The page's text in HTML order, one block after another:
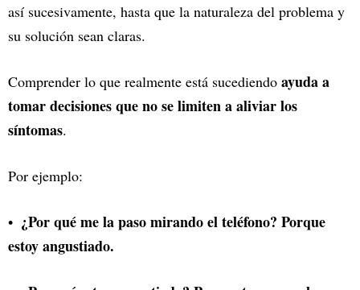
así sucesivamente, hasta que la naturaleza del problema y
su solución sean claras.
Comprender lo que realmente está sucediendo ayuda a
tomar decisiones que no se limiten a aliviar los
síntomas.
Por ejemplo:
¿Por qué me la paso mirando el teléfono? Porque
estoy angustiado.